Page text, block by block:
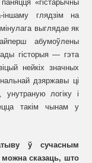
«гістарычны
глядзім на
выглядае як
абумоўлены
гісторыя — гэта
нейкіх значных
дзяржавы ці
унутраную логіку і
такім чынам у
ў сучасным
сказаць, што